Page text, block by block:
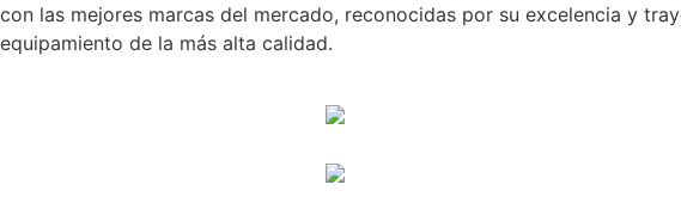
con las mejores marcas del mercado, reconocidas por su excelencia y
equipamiento de la más alta calidad.